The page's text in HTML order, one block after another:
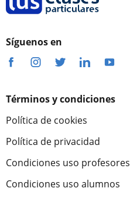
Síguenos en
Términos y condiciones
Política de cookies
Política de privacidad
Condiciones uso profesores
Condiciones uso alumnos